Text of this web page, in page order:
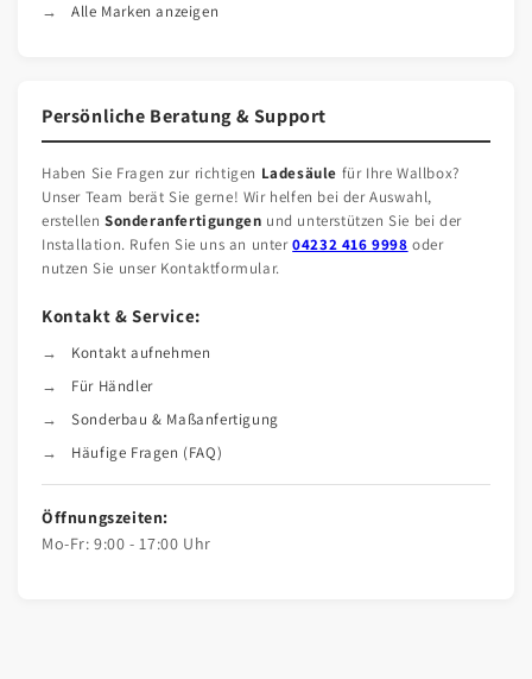
Alle Marken anzeigen
Persönliche Beratung & Support
Haben Sie Fragen zur richtigen Ladesäule für Ihre Wallbox?
Unser Team berät Sie gerne! Wir helfen bei der Auswahl,
erstellen Sonderanfertigungen und unterstützen Sie bei der
Installation. Rufen Sie uns an unter04232 416 9998 oder
nutzen Sie unser Kontaktformular.
Kontakt & Service:
Kontakt aufnehmen
Für Händler
Sonderbau & Maßanfertigung
Häufige Fragen (FAQ)
Öffnungszeiten:
Mo-Fr: 9:00 - 17:00 Uhr